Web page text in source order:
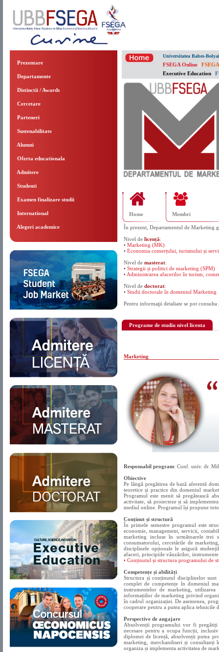
Prezentare
Departamente
Distinctii / Awards
Cercetare
Parteneri
Sustenabilitate
Alumni
Oferta educationala
Admitere
Studenti
Examen finalizare studii
International
Alegeri academice
Universitatea Babes-Bolyai
FSEGA Online
Executive Education
Home Membri
În prezent, Departamentul de Marketing
Nivel de licență:
• Marketing (MK)
• Economia comerțului, turismului și
Nivel de masterat:
• Strategii și politici de marketing (SPM)
• Administrarea afacerilor în turism,
Nivel de doctorat:
• Studii doctorale în domeniul Marketing
Pentru informaţii detaliate se pot
Programe de studiu nivel licenta
Marketing
Responsabil program: Conf. univ. dr.
Obiective
Pe lângă pregătirea de bază aferentă
teoretice și practice din domeniul
Programul este menit să pregătească
activitate, să proiecteze și să
mediul online. Programul își propune
Conținut și structură
În primele semestre programul este
economie, management, servicii,
marketing incluse în următoarele trei
consumatorului, cercetările de
disciplinele opționale le asigură
afaceri, principiile vânzărilor,
• Conținutul și structura programului de
Competențe și abilități
Structura și conținutul disciplinelor
complet de competențe în domeniul
instrumentelor de marketing,
informațiilor de marketing privind
în cadrul organizației. De asemenea,
cooperare pentru a putea aplica tehnicile
Perspective de angajare
Absolvenții programului vor fi pregătiți
necesare pentru a ocupa funcții,
diplomei de licență, absolvenții putea
marketing, merchandiseri și
organiza și implementa activitatea de